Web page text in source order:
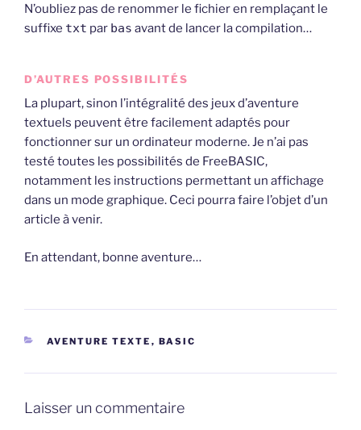
N’oubliez pas de renommer le fichier en remplaçant le
suffixe txt par bas avant de lancer la compilation…
D’AUTRES POSSIBILITÉS
La plupart, sinon l’intégralité des jeux d’aventure
textuels peuvent être facilement adaptés pour
fonctionner sur un ordinateur moderne. Je n’ai pas
testé toutes les possibilités de FreeBASIC,
notamment les instructions permettant un affichage
dans un mode graphique. Ceci pourra faire l’objet d’un
article à venir.
En attendant, bonne aventure…
CATÉGORIES
AVENTURE TEXTE , BASIC
Laisser un commentaire